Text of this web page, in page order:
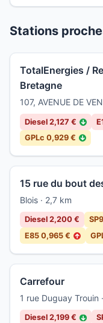
Stations
TotalEnergies /
Bretagne
107, AVENUE DE
Diesel 2,127 € ↓
GPLc 0,929 € ↓
15 rue du bout
Blois · 2,7 km
Diesel 2,200 €
E85 0,965 € ↑
Carrefour
1 rue Duguay Trouin
Diesel 2,199 € ↓